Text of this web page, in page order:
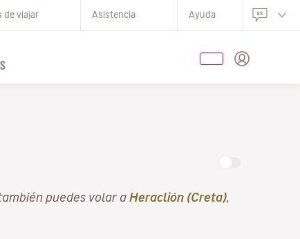
de viajar Asistencia Ayuda
puedes volar a Heraclión (Creta)